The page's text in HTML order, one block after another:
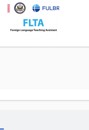
de langues
(FLTA) 2027-2028